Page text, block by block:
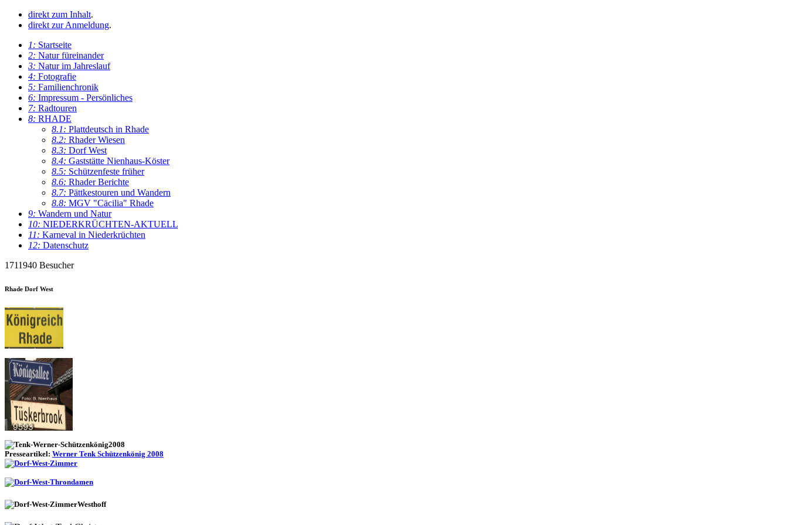
direkt zum Inhalt.
direkt zur Anmeldung.
1: Startseite
2: Natur füreinander
3: Natur im Jahreslauf
4: Fotografie
5: Familienchronik
6: Impressum - Persönliches
7: Radtouren
8: RHADE
8.1: Plattdeutsch in Rhade
8.2: Rhader Wiesen
8.3: Dorf West
8.4: Gaststätte Nienhaus-Köster
8.5: Schützenfeste früher
8.6: Rhader Berichte
8.7: Pättkestouren und Wandern
8.8: MGV "Cäcilia" Rhade
9: Wandern und Natur
10: NIEDERKRÜCHTEN-AKTUELL
11: Karneval in Niederkrüchten
12: Datenschutz
1711940 Besucher
Rhade Dorf West
Presseartikel: Werner Tenk Schützenkönig 2008